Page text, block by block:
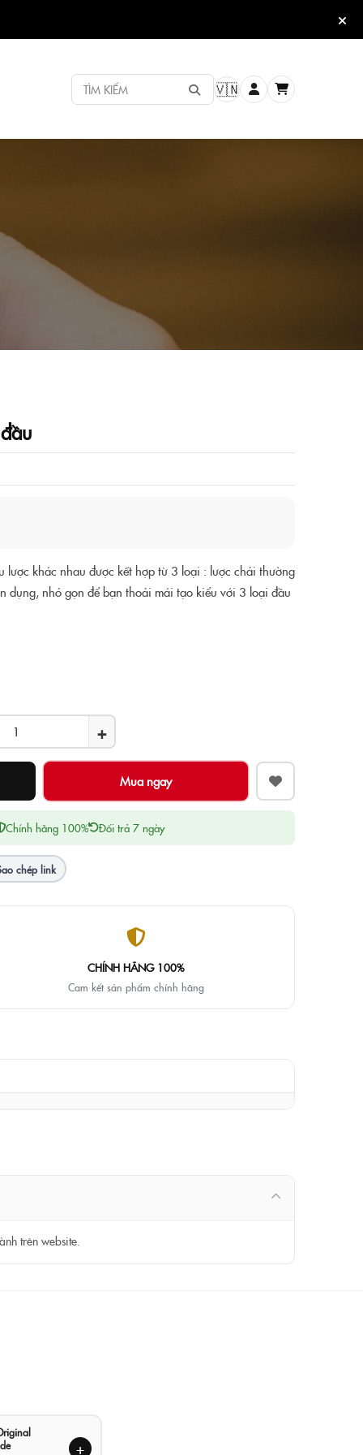
TÌM KIẾM 🇻🇳
lược khác nhau được kết hợp từ 3 loại : lược chải thường
dụng, nhỏ gọn để bạn thoải mái tạo kiểu với 3 loại đầu
+
Chính hãng 100% Đổi trả 7 ngày
chép link
CHÍNH HÃNG 100%
Cam kết sản phẩm chính hãng
trên website.
+